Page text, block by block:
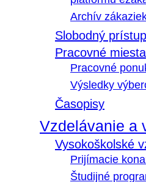
Archív
Slobodný
Pracovné miesta
Pracovné
Výsledky
Časopisy
Vzdelávanie a
Vysokoškolské
Prijímacie
Študijné